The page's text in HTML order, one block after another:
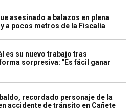
asesinado a balazos en plena
a pocos metros de la Fiscalía
es su nuevo trabajo tras
sorpresiva: "Es fácil ganar
recordado personaje de la
accidente de tránsito en Cañete